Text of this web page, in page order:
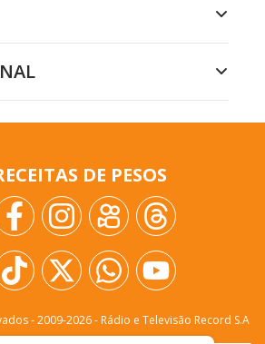
DE PESOS
- 2009-2026- Rádio e Televisão Record S.A